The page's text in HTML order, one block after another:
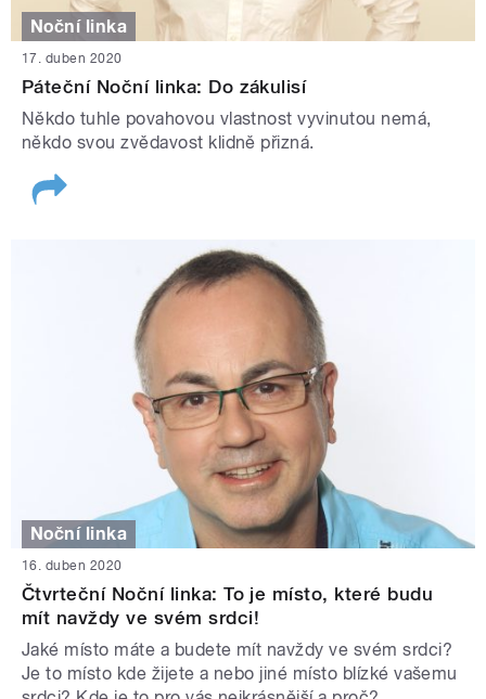
Noční linka
17. duben 2020
Páteční Noční linka: Do zákulisí
Někdo tuhle povahovou vlastnost vyvinutou nemá,
někdo svou zvědavost klidně přizná.
Noční linka
16. duben 2020
Čtvrteční Noční linka: To je místo, které budu
mít navždy ve svém srdci!
Jaké místo máte a budete mít navždy ve svém srdci?
Je to místo kde žijete a nebo jiné místo blízké vašemu